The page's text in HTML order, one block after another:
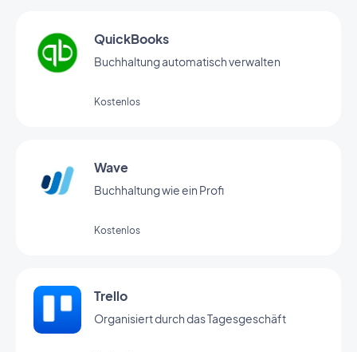
QuickBooks
Buchhaltung automatisch verwalten
Kostenlos
Wave
Buchhaltung wie ein Profi
Kostenlos
Trello
Organisiert durch das Tagesgeschäft